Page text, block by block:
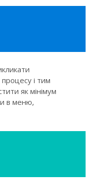
і тим
як мінімум
в меню,